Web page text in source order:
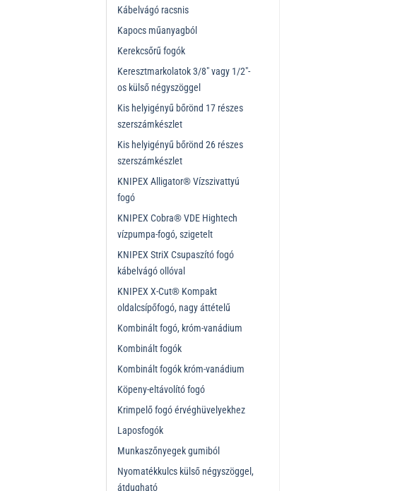
Kábelvágó racsnis
Kapocs műanyagból
Kerekcsőrű fogók
Keresztmarkolatok 3/8" vagy 1/2"-
os külső négyszöggel
Kis helyigényű bőrönd 17 részes
szerszámkészlet
Kis helyigényű bőrönd 26 részes
szerszámkészlet
KNIPEX Alligator® Vízszivattyú
fogó
KNIPEX Cobra® VDE Hightech
vízpumpa-fogó, szigetelt
KNIPEX StriX Csupaszító fogó
kábelvágó ollóval
KNIPEX X-Cut® Kompakt
oldalcsípőfogó, nagy áttételű
Kombinált fogó, króm-vanádium
Kombinált fogók
Kombinált fogók króm-vanádium
Köpeny-eltávolító fogó
Krimpelő fogó érvéghüvelyekhez
Laposfogók
Munkaszőnyegek gumiból
Nyomatékkulcs külső négyszöggel,
átdugható